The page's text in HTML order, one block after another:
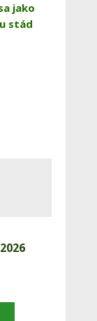
jako
stád